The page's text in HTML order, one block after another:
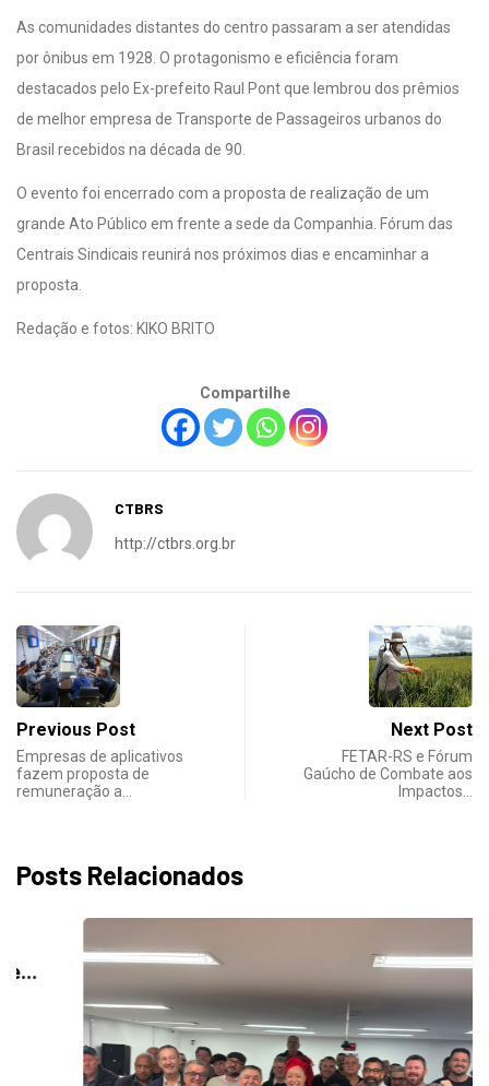
As comunidades distantes do centro passaram a ser atendidas
por ônibus em 1928. O protagonismo e eficiência foram
destacados pelo Ex-prefeito Raul Pont que lembrou dos prêmios
de melhor empresa de Transporte de Passageiros urbanos do
Brasil recebidos na década de 90.
O evento foi encerrado com a proposta de realização de um
grande Ato Público em frente a sede da Companhia. Fórum das
Centrais Sindicais reunirá nos próximos dias e encaminhar a
proposta.
Redação e fotos: KIKO BRITO
Compartilhe
CTBRS
http://ctbrs.org.br
Previous Post
Empresas de aplicativos
fazem proposta de
remuneração a…
Next Post
FETAR-RS e Fórum
Gaúcho de Combate aos
Impactos…
Posts Relacionados